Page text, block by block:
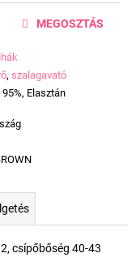
, szalagavató
Elasztán
MEGOSZTÁS
csípőbőség 40-43